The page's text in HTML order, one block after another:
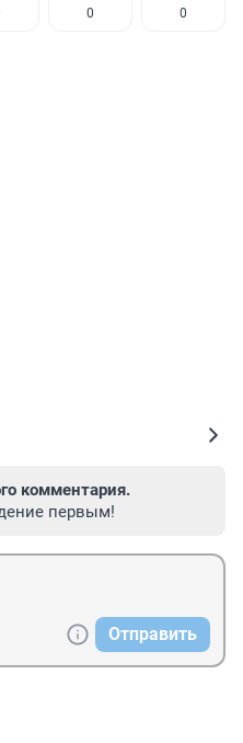
0 0
комментария.
первым!
Отправить